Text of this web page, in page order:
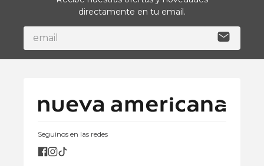
directamente en tu email.
Seguinos en las redes